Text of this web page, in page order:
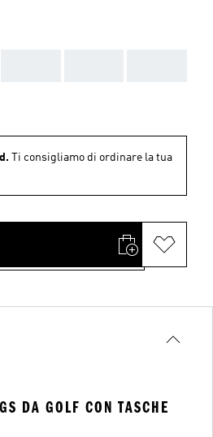
Ti consigliamo di ordinare la tua
DA GOLF CON TASCHE